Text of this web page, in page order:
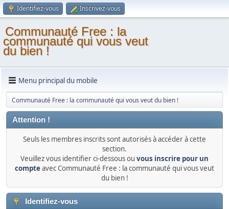
Identifiez-vous Inscrivez-vous
Communauté Free : la
communauté qui vous veut
du bien !
Menu principal du mobile
Communauté Free : la communauté qui vous veut du bien !
Attention !
Seuls les membres inscrits sont autorisés à accéder à cette
section.
Veuillez vous identifier ci-dessous ou vous inscrire pour un
compteavec Communauté Free : la communauté qui vous veut
du bien !
Identifiez-vous